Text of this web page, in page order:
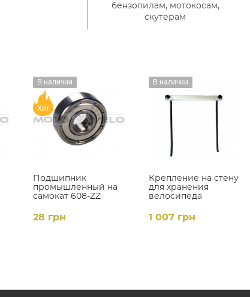
бензопилам, мотокосам,
скутерам
Подшипник
промышленный на
самокат 608-ZZ
В наличии
Хит
28 грн
Крепление на стену
для хранения
велосипеда
В наличии
1 007 грн